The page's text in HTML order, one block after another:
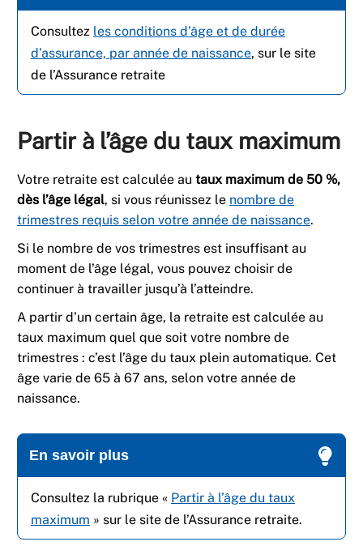
Consultez les conditions d’âge et de durée
d’assurance, par année de naissance, sur le site
de l’Assurance retraite
Partir à l’âge du taux maximum
Votre retraite est calculée au taux maximum de 50 %,
dès l’âge légal, si vous réunissez le nombre de
trimestres requis selon votre année de naissance.
Si le nombre de vos trimestres est insuffisant au
moment de l’âge légal, vous pouvez choisir de
continuer à travailler jusqu’à l’atteindre.
A partir d’un certain âge, la retraite est calculée au
taux maximum quel que soit votre nombre de
trimestres : c’est l’âge du taux plein automatique. Cet
âge varie de 65 à 67 ans, selon votre année de
naissance.
En savoir plus
Consultez la rubrique « Partir à l’âge du taux
maximum » sur le site de l’Assurance retraite.